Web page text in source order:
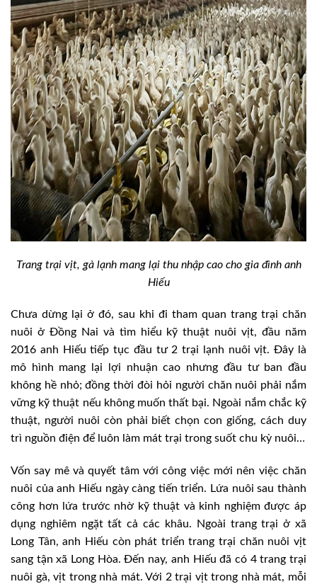
Trang trại vịt, gà lạnh mang lại thu nhập cao cho gia đình anh
Hiếu
Chưa dừng lại ở đó, sau khi đi tham quan trang trại chăn
nuôi ở Đồng Nai và tìm hiểu kỹ thuật nuôi vịt, đầu năm
2016 anh Hiếu tiếp tục đầu tư 2 trại lạnh nuôi vịt. Đây là
mô hình mang lại lợi nhuận cao nhưng đầu tư ban đầu
không hề nhỏ; đồng thời đòi hỏi người chăn nuôi phải nắm
vững kỹ thuật nếu không muốn thất bại. Ngoài nắm chắc kỹ
thuật, người nuôi còn phải biết chọn con giống, cách duy
trì nguồn điện để luôn làm mát trại trong suốt chu kỳ nuôi…
Vốn say mê và quyết tâm với công việc mới nên việc chăn
nuôi của anh Hiếu ngày càng tiến triển. Lứa nuôi sau thành
công hơn lứa trước nhờ kỹ thuật và kinh nghiệm được áp
dụng nghiêm ngặt tất cả các khâu. Ngoài trang trại ở xã
Long Tân, anh Hiếu còn phát triển trang trại chăn nuôi vịt
sang tận xã Long Hòa. Đến nay, anh Hiếu đã có 4 trang trại
nuôi gà, vịt trong nhà mát. Với 2 trại vịt trong nhà mát, mỗi